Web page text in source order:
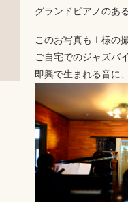
グランドピアノのあ
このお写真もＩ様の
ご自宅でのジャズバ
即興で生まれる音に